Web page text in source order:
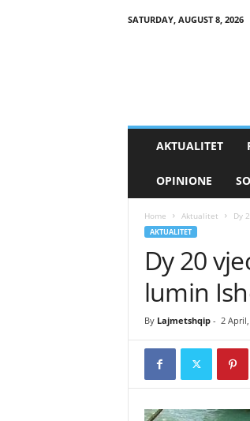
SATURDAY, AUGUST 8, 2026
AKTUALITET
OPINIONE
Home Aktualitet Dy
AKTUALITET
Dy 20
lumin
By Lajmetshqip- 2